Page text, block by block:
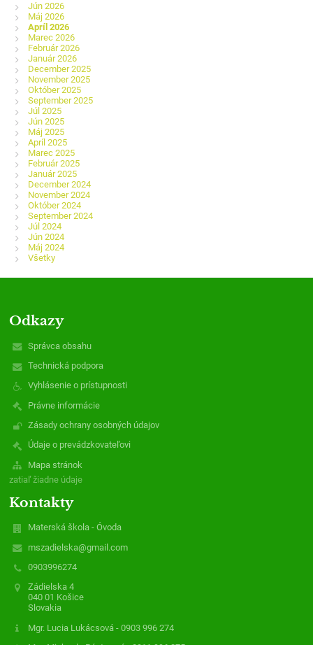
Jún 2026
Máj 2026
Apríl 2026
Marec 2026
Február 2026
Január 2026
December 2025
November 2025
Október 2025
September 2025
Júl 2025
Jún 2025
Máj 2025
Apríl 2025
Marec 2025
Február 2025
Január 2025
December 2024
November 2024
Október 2024
September 2024
Júl 2024
Jún 2024
Máj 2024
Všetky
Odkazy
Správca obsahu
Technická podpora
Vyhlásenie o prístupnosti
Právne informácie
Zásady ochrany osobných údajov
Údaje o prevádzkovateľovi
Mapa stránok
zatiaľ žiadne údaje
Kontakty
Materská škola - Óvoda
mszadielska@gmail.com
0903996274
Zádielska 4
040 01 Košice
Slovakia
Mgr. Lucia Lukácsová - 0903 996 274